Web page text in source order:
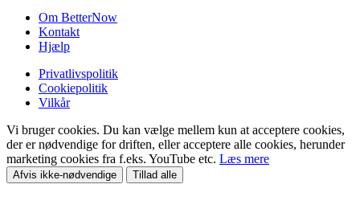
Om BetterNow
Kontakt
Hjælp
Privatlivspolitik
Cookiepolitik
Vilkår
Vi bruger cookies. Du kan vælge mellem kun at acceptere cookies,
der er nødvendige for driften, eller acceptere alle cookies, herunder
marketing cookies fra f.eks. YouTube etc. Læs mere
Afvis ikke-nødvendige Tillad alle